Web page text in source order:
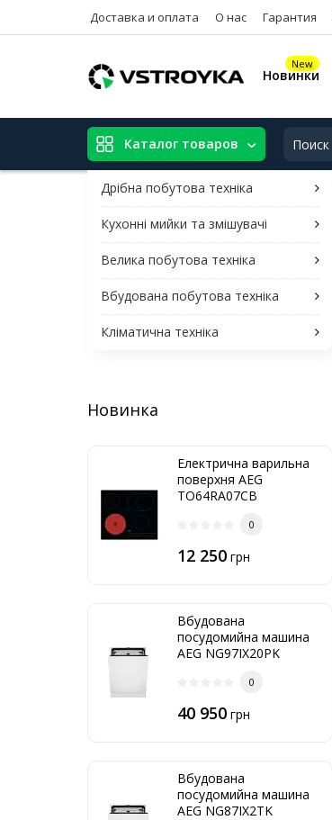
Доставка и оплата О нас Гарантия
New
Новинки
Каталог товаров
Дрібна побутова техніка
Кухонні мийки та змішувачі
Велика побутова техніка
Вбудована побутова техніка
Кліматична техніка
Новинка
Електрична варильна
поверхня AEG
TO64RA07CB
0
12 250 грн
Вбудована
посудомийна машина
AEG NG97IX20PK
0
40 950 грн
Вбудована
посудомийна машина
AEG NG87IX2TK